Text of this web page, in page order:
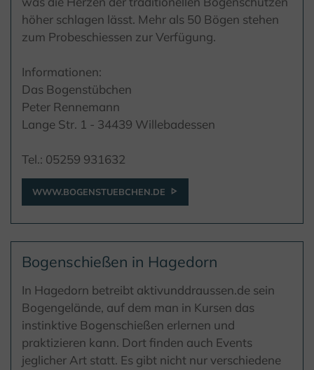
höher schlagen lässt. Mehr als 50 Bögen stehen
zum Probeschiessen zur Verfügung.
Informationen:
Das Bogenstübchen
Peter Rennemann
Lange Str. 1 - 34439 Willebadessen
Tel.: 05259 931632
WWW.BOGENSTUEBCHEN.DE
Bogenschießen in Hagedorn
In Hagedorn betreibt aktivunddraussen.de sein
Bogengelände, auf dem man in Kursen das
instinktive Bogenschießen erlernen und
praktizieren kann. Dort finden auch Events
jeglicher Art statt. Es gibt nicht nur verschiedene